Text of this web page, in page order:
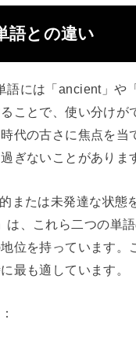
語との違い
語には「ancient」
ことで、使い分けが
代の古さに焦点を
ぎないことがありま
または未発達な状態
、これら二つの単
位を持っています
最も適しています。